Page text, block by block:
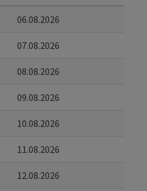
06.08.2026
07.08.2026
08.08.2026
09.08.2026
10.08.2026
11.08.2026
12.08.2026